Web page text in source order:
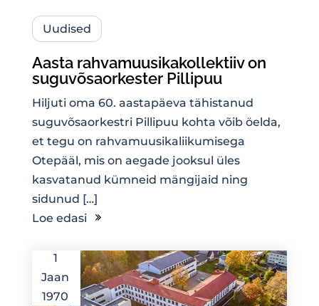
Uudised
Aasta rahvamuusikakollektiiv on
suguvõsaorkester Pillipuu
Hiljuti oma 60. aastapäeva tähistanud
suguvõsaorkestri Pillipuu kohta võib öelda,
et tegu on rahvamuusikaliikumisega
Otepääl, mis on aegade jooksul üles
kasvatanud kümneid mängijaid ning
sidunud […]
Loe edasi
1
Jaan
1970